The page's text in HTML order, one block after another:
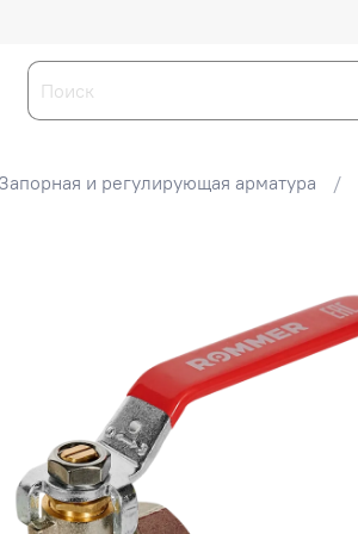
Запорная и регулирующая арматура